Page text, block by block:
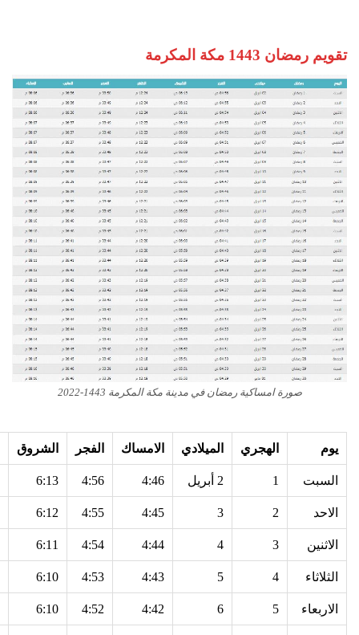
تقويم رمضان 1443 مكة المكرمة
صورة امساكية رمضان في مدينة مكة المكرمة 1443-2022
يوم الهجري الميلادي الامساك الفجر الشروق
السبت 1 2 أبريل 4:46
4:56
6:13
الاحد 2
3
4:45
4:55
6:12
الاثنين 3
4
4:44
4:54
6:11
الثلاثاء 4
5
4:43
4:53
6:10
الاربعاء 5
6
4:42
4:52
6:10